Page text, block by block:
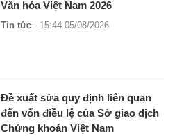
Văn hóa Việt Nam 2026
Tin tức - 15:44 05/08/2026
Đề xuất sửa quy định liên quan
đến vốn điều lệ của Sở giao dịch
Chứng khoán Việt Nam